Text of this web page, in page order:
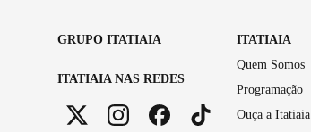
GRUPO ITATIAIA
ITATIAIA NAS REDES
ITATIAIA
Quem Somos
Programação
Ouça a Itatiaia